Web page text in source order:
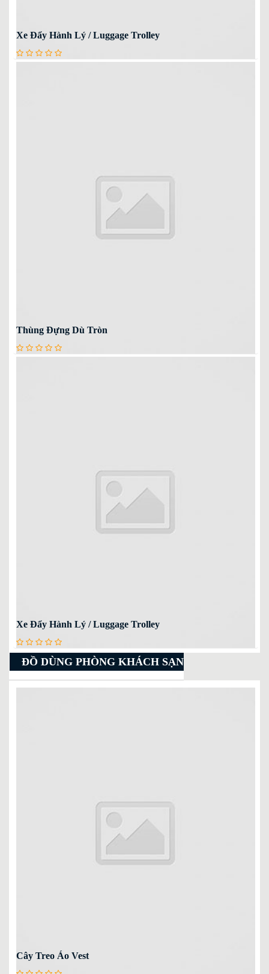
Xe Đẩy Hành Lý / Luggage Trolley
Thùng Đựng Dù Tròn
Xe Đẩy Hành Lý / Luggage Trolley
ĐỒ DÙNG PHÒNG KHÁCH SẠN
Cây Treo Áo Vest